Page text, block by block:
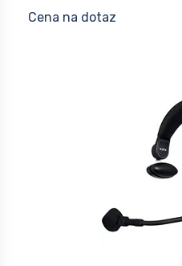
Cena na dotaz